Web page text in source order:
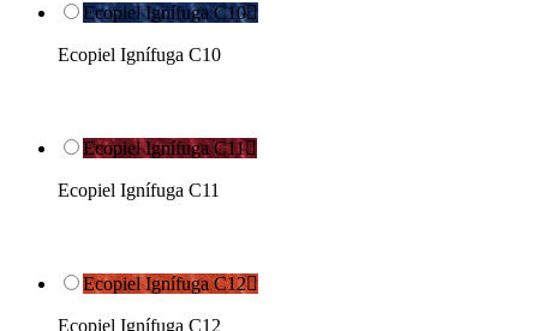
Ecopiel Ignífuga C10
Ecopiel Ignífuga C10
Ecopiel Ignífuga C11
Ecopiel Ignífuga C11
Ecopiel Ignífuga C12
Ecopiel Ignífuga C12